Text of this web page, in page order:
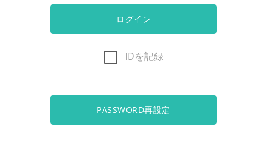
ログイン
IDを記録
PASSWORD再設定